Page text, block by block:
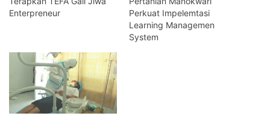
Enterpreneur
Perkuat Impelemtasi
Learning Managemen
System